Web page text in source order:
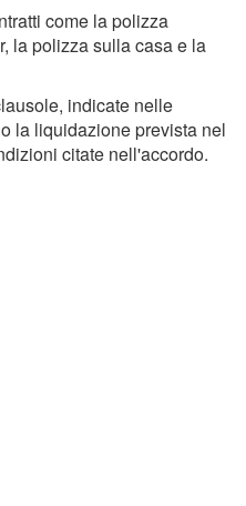
come la polizza
la polizza sulla casa e la
indicate nelle
la liquidazione prevista nel
citate nell'accordo.